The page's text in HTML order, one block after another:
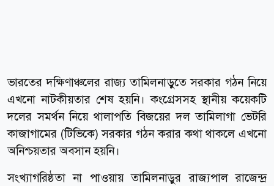
ভারতের দক্ষিণাঞ্চলের রাজ্য তামিলনাড়ুতে সরকার গঠন নিয়ে
এখনো নাটকীয়তার শেষ হয়নি। কংগ্রেসসহ স্থানীয় কয়েকটি
দলের সমর্থন নিয়ে থালাপতি বিজয়ের দল তামিলাগা ভেটরি
কাজাগামের (টিভিকে) সরকার গঠন করার কথা থাকলে এখনো
অনিশ্চয়তার অবসান হয়নি।
সংখ্যাগরিষ্ঠতা না পাওয়ায় তামিলনাড়ুর রাজ্যপাল রাজেন্দ্র